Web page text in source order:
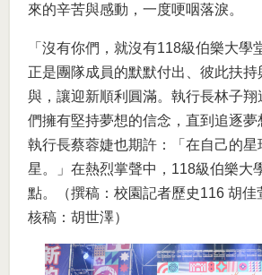
來的辛苦與感動，一度哽咽落淚。
「沒有你們，就沒有118級伯樂大學
正是團隊成員的默默付出、彼此扶持
與，讓迎新順利圓滿。執行長林子
們擁有堅持夢想的信念，直到追逐夢
執行長蔡蓉婕也期許：「在自己的星
星。」在熱烈掌聲中，118級伯樂大
點。（撰稿：校園記者歷史116 胡佳
核稿：胡世澤）